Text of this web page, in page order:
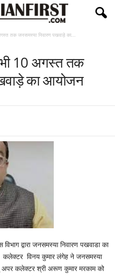
तक जनसमस्या निवारण पखवाड़े का...
भी 10 अगस्त तक
का आयोजन
द्वारा जनसमस्या निवारण पखवाडा का
कलेक्टर विनय कुमार लंगेह ने जनसमस्या
अपर कलेक्टर श्री अरूण कुमार मरकाम को